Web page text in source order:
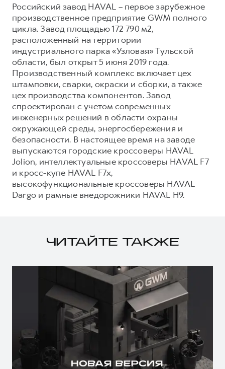
Российский завод HAVAL – первое зарубежное
производственное предприятие GWM полного
цикла. Завод площадью 172 790 м2,
расположенный на территории
индустриального парка «Узловая» Тульской
области, был открыт 5 июня 2019 года.
Производственный комплекс включает цех
штамповки, сварки, окраски и сборки, а также
цех производства компонентов. Завод
спроектирован с учетом современных
инженерных решений в области охраны
окружающей среды, энергосбережения и
безопасности. В настоящее время на заводе
выпускаются городские кроссоверы HAVAL
Jolion, интеллектуальные кроссоверы HAVAL F7
и кросс-купе HAVAL F7x,
высокофункциональные кроссоверы HAVAL
Dargo и рамные внедорожники HAVAL H9.
ЧИТАЙТЕ ТАКЖЕ